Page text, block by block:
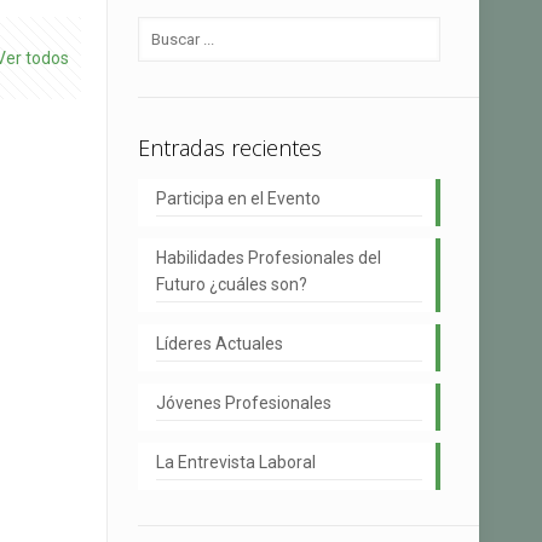
todos
Entradas recientes
Participa en el Evento
Habilidades Profesionales del
Futuro ¿cuáles son?
Líderes Actuales
Jóvenes Profesionales
La Entrevista Laboral